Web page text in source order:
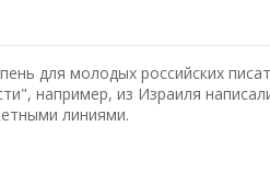
для молодых российских
например, из Израиля
линиями.